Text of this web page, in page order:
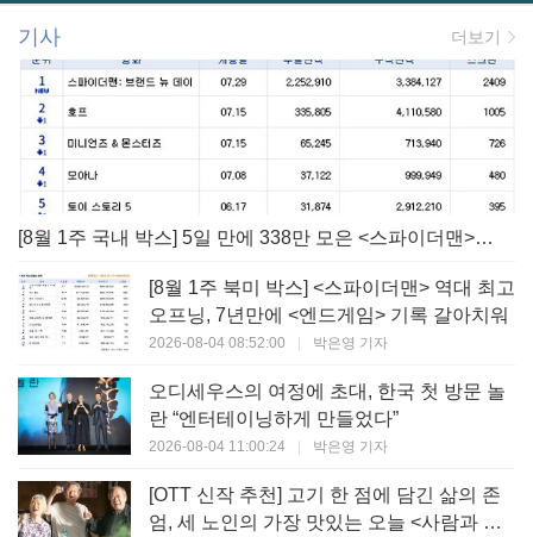
기사 더보기
[8월 1주 국내 박스] 5일 만에 338만 모은 <스파이더맨> 극장가 235% 대반등, <호프>는 400만 돌파
[8월 1주 북미 박스] <스파이더맨> 역대 최고
오프닝, 7년만에 <엔드게임> 기록 갈아치워
2026-08-04 08:52:00 | 박은영 기자
오디세우스의 여정에 초대, 한국 첫 방문 놀
란 “엔터테이닝하게 만들었다”
2026-08-04 11:00:24 | 박은영 기자
[OTT 신작 추천] 고기 한 점에 담긴 삶의 존
엄, 세 노인의 가장 맛있는 오늘 <사람과 고